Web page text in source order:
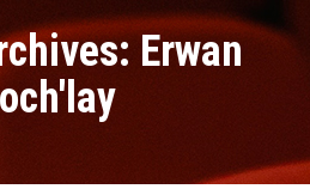
Erwan